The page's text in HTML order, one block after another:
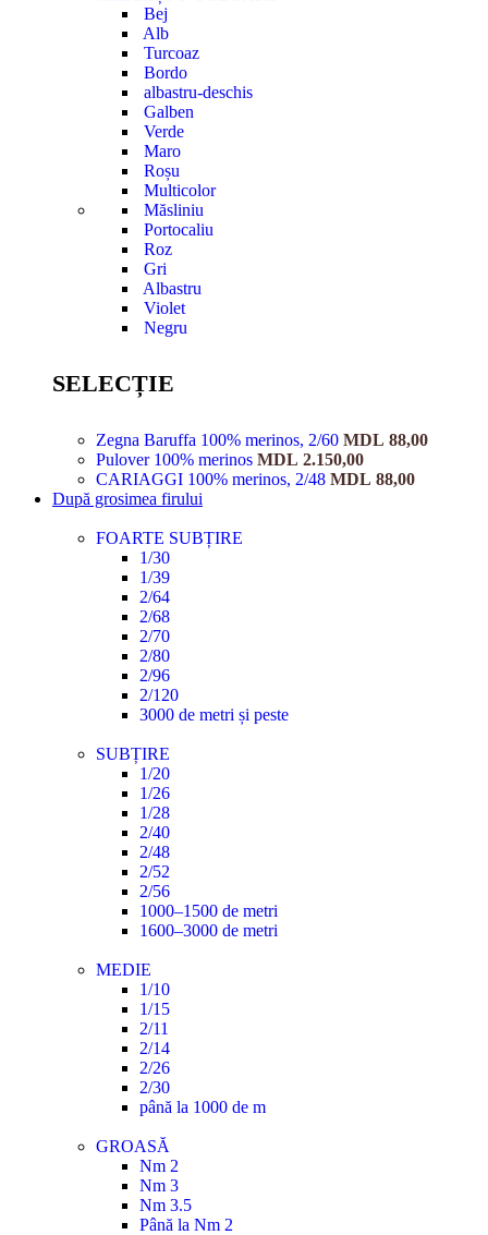
Bej
Alb
Turcoaz
Bordo
albastru-deschis
Galben
Verde
Maro
Roșu
Multicolor
Măsliniu
Portocaliu
Roz
Gri
Albastru
Violet
Negru
SELECȚIE
Zegna Baruffa 100% merinos, 2/60 MDL 88,00
Pulover 100% merinos MDL 2.150,00
CARIAGGI 100% merinos, 2/48 MDL 88,00
După grosimea firului
FOARTE SUBȚIRE
1/30
1/39
2/64
2/68
2/70
2/80
2/96
2/120
3000 de metri și peste
SUBȚIRE
1/20
1/26
1/28
2/40
2/48
2/52
2/56
1000–1500 de metri
1600–3000 de metri
MEDIE
1/10
1/15
2/11
2/14
2/26
2/30
până la 1000 de m
GROASĂ
Nm 2
Nm 3
Nm 3.5
Până la Nm 2